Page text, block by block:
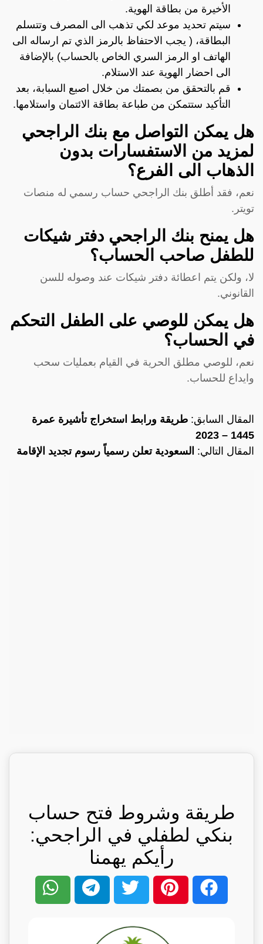
الأخيرة من بطاقة الهوية.
سيتم تحديد موعد لكي تذهب الى المصرف وتتسلم
البطاقة، ( يجب الاحتفاظ بالرمز الذي تم ارساله الى
الهاتف او الرمز السري الخاص بالحساب) بالإضافة
الى احضار الهوية عند الاستلام.
قم بالتحقق من بصمتك من خلال اصبع السبابة، بعد
التأكيد ستتمكن من طباعة بطاقة الائتمان واستلامها.
هل يمكن التواصل مع بنك الراجحي
لمزيد من الاستفسارات بدون
الذهاب الى الفرع؟
نعم، فقد أطلق بنك الراجحي حساب رسمي له منصات
تويتر.
هل يمنح بنك الراجحي دفتر شيكات
للطفل صاحب الحساب؟
لا، ولكن يتم اعطائة دفتر شيكات عند وصوله للسن
القانوني.
هل يمكن للوصي على الطفل التحكم
في الحساب؟
نعم، للوصي مطلق الحرية في القيام بعمليات سحب
وايداع للحساب.
المقال السابق: طريقة ورابط استخراج تأشيرة عمرة
1445 – 2023
المقال التالي: السعودية تعلن رسمياً رسوم تجديد الإقامة
طريقة وشروط فتح حساب
بنكي لطفلي في الراجحي:
رأيكم يهمنا